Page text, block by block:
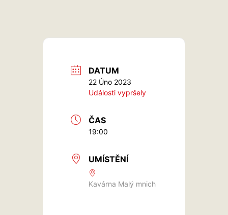
DATUM
22 Úno 2023
Události vypršely
ČAS
19:00
UMÍSTĚNÍ
Kavárna Malý mnich